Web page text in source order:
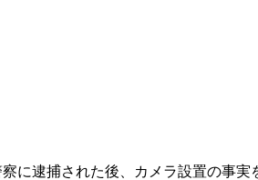
に逮捕された後、カメラ設置の事実